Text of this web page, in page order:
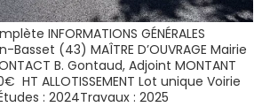
INFORMATIONS GÉNÉRALES
Basset (43) MAÎTRE D’OUVRAGE Mairie
B. Gontaud, Adjoint MONTANT
HT ALLOTISSEMENT Lot unique Voirie
Études : 2024Travaux : 2025